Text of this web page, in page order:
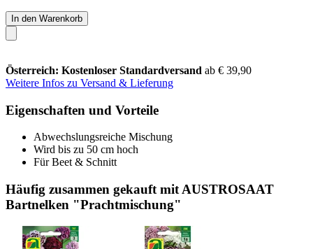
In den Warenkorb
Österreich: Kostenloser Standardversand ab € 39,90
Weitere Infos zu Versand & Lieferung
Eigenschaften und Vorteile
Abwechslungsreiche Mischung
Wird bis zu 50 cm hoch
Für Beet & Schnitt
Häufig zusammen gekauft mit AUSTROSAAT
Bartnelken "Prachtmischung"